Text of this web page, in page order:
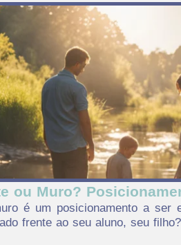
ou Muro?
é um posicionamento a ser
frente ao seu aluno, seu filho?